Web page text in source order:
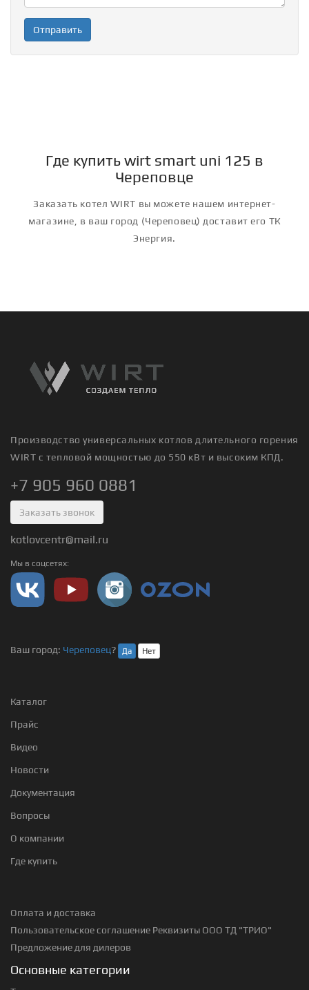
Где купить wirt smart uni 125 в
Череповце
Заказать котел WIRT вы можете нашем интернет-
магазине, в ваш город (Череповец) доставит его ТК
Энергия.
Производство универсальных котлов длительного горения
WIRT с тепловой мощностью до 550 кВт и высоким КПД.
+7 905 960 0881
Заказать звонок
kotlovcentr@mail.ru
Мы в соцсетях:
Ваш город: Череповец? Да Нет
Каталог
Прайс
Видео
Новости
Документация
Вопросы
О компании
Где купить
Оплата и доставка
Пользовательское соглашение Реквизиты ООО ТД "ТРИО"
Предложение для дилеров
Основные категории